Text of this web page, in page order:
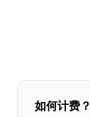
如何计费？